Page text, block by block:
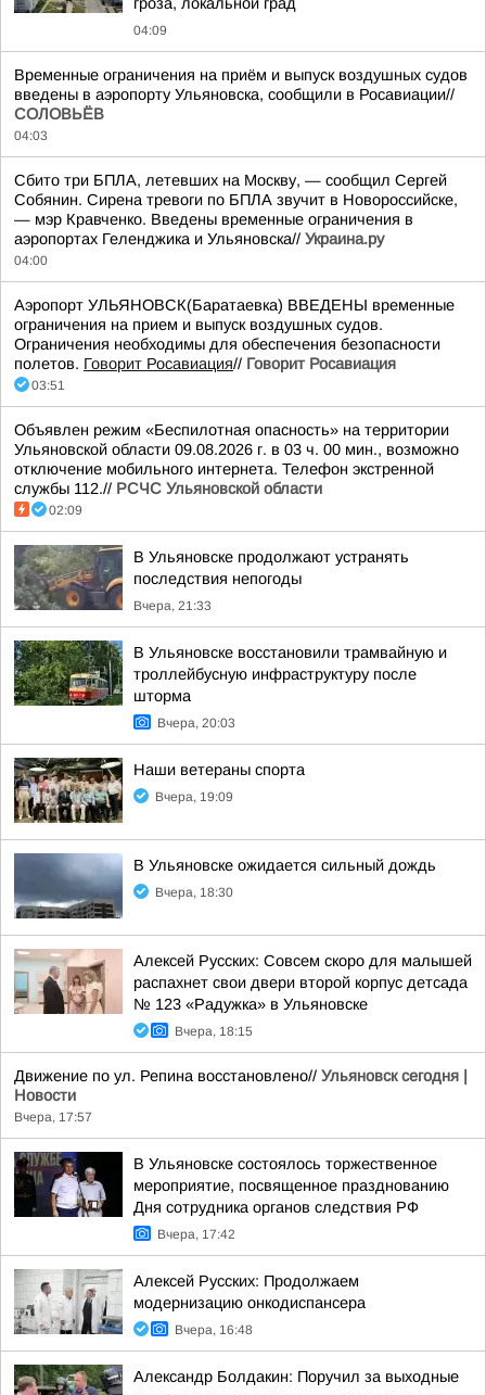
04:09
Временные ограничения на приём и выпуск воздушных судов
введены в аэропорту Ульяновска, сообщили в Росавиации//
СОЛОВЬЁВ
04:03
Сбито три БПЛА, летевших на Москву, — сообщил Сергей
Собянин. Сирена тревоги по БПЛА звучит в Новороссийске,
— мэр Кравченко. Введены временные ограничения в
аэропортах Геленджика и Ульяновска// Украина.ру
04:00
Аэропорт УЛЬЯНОВСК(Баратаевка) ВВЕДЕНЫ временные
ограничения на прием и выпуск воздушных судов.
Ограничения необходимы для обеспечения безопасности
полетов. Говорит Росавиация// Говорит Росавиация
03:51
Объявлен режим «Беспилотная опасность» на территории
Ульяновской области 09.08.2026 г. в 03 ч. 00 мин., возможно
отключение мобильного интернета. Телефон экстренной
службы 112.// РСЧС Ульяновской области
02:09
В Ульяновске продолжают устранять
последствия непогоды
Вчера, 21:33
В Ульяновске восстановили трамвайную и
троллейбусную инфраструктуру после
шторма
Вчера, 20:03
Наши ветераны спорта
Вчера, 19:09
В Ульяновске ожидается сильный дождь
Вчера, 18:30
Алексей Русских: Совсем скоро для малышей
распахнет свои двери второй корпус детсада
№ 123 «Радужка» в Ульяновске
Вчера, 18:15
Движение по ул. Репина восстановлено// Ульяновск сегодня |
Новости
Вчера, 17:57
В Ульяновске состоялось торжественное
мероприятие, посвященное празднованию
Дня сотрудника органов следствия РФ
Вчера, 17:42
Алексей Русских: Продолжаем
модернизацию онкодиспансера
Вчера, 16:48
Александр Болдакин: Поручил за выходные